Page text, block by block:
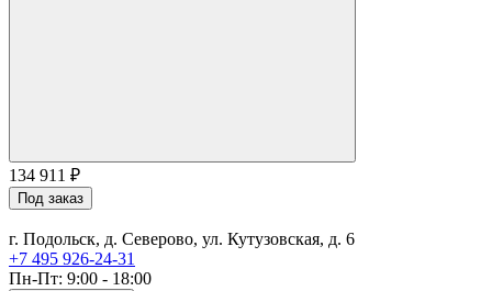
134 911 ₽
Под заказ
г. Подольск, д. Северово, ул. Кутузовская, д. 6
+7 495 926-24-31
Пн-Пт: 9:00 - 18:00